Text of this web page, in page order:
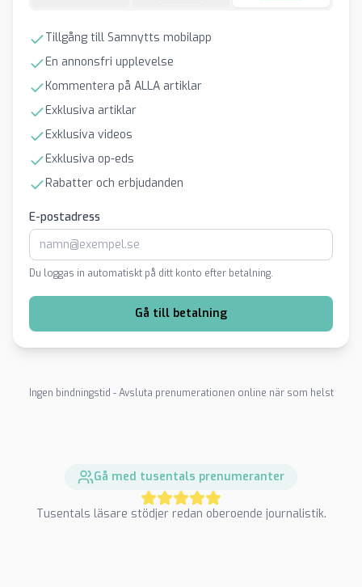
Tillgång till Samnytts mobilapp
En annonsfri upplevelse
Kommentera på ALLA artiklar
Exklusiva artiklar
Exklusiva videos
Exklusiva op-eds
Rabatter och erbjudanden
E-postadress
Du loggas in automatiskt på ditt konto efter betalning.
Gå till betalning
Ingen bindningstid - Avsluta prenumerationen online när som helst
Gå med tusentals prenumeranter
Tusentals läsare stödjer redan oberoende journalistik.